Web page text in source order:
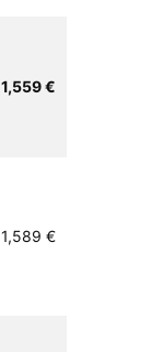
1,559 €
1,589 €